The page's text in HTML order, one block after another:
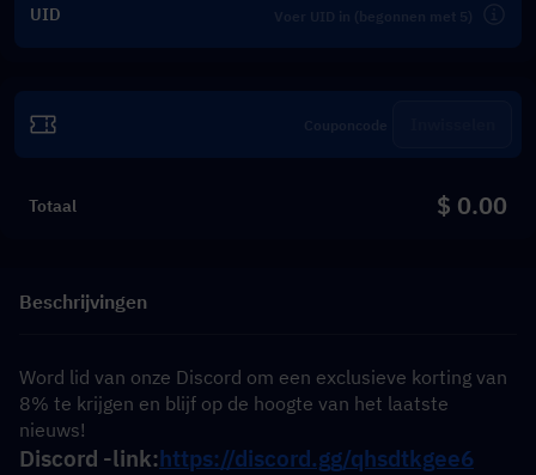
UID
Totaal $ 0.00
Beschrijvingen
Word lid van onze Discord om een ​​exclusieve korting van
8% te krijgen en blijf op de hoogte van het laatste
nieuws!
Discord -link:https://discord.gg/qhsdtkgee6